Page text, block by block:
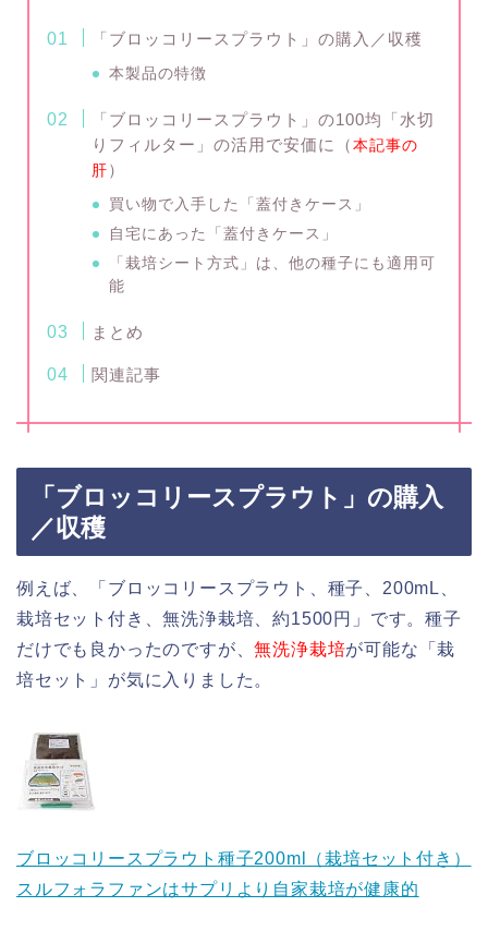
「ブロッコリースプラウト」の購入／収穫
本製品の特徴
「ブロッコリースプラウト」の100均「水切
りフィルター」の活用で安価に（本記事の
肝）
買い物で入手した「蓋付きケース」
自宅にあった「蓋付きケース」
「栽培シート方式」は、他の種子にも適用可
能
まとめ
関連記事
「ブロッコリースプラウト」の購入
／収穫
例えば、「ブロッコリースプラウト、種子、200mL、
栽培セット付き、無洗浄栽培、約1500円」です。種子
だけでも良かったのですが、無洗浄栽培が可能な「栽
培セット」が気に入りました。
ブロッコリースプラウト種子200ml（栽培セット付き）
スルフォラファンはサプリより自家栽培が健康的